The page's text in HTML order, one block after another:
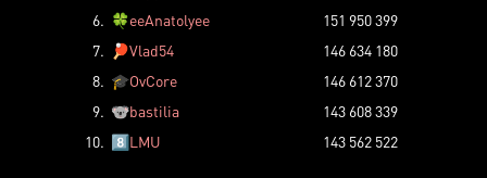
6. 🍀eeAnatolyee
151 950 399
7.
🏓Vlad54
146 634 180
8. 🎓OvCore
146 612 370
9. 🐨bastilia
143 608 339
10. 8️⃣LMU 143 562 522